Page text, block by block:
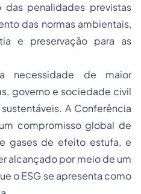
penalidades previstas
das normas ambientais,
e preservação para as
necessidade de maior
governo e sociedade civil
A Conferência
compromisso global de
gases de efeito estufa, e
alcançado por meio de um
o ESG se apresenta como